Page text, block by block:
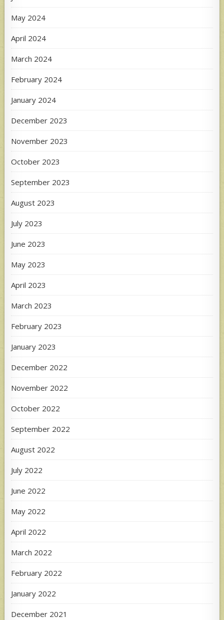
May 2024
April 2024
March 2024
February 2024
January 2024
December 2023
November 2023
October 2023
September 2023
August 2023
July 2023
June 2023
May 2023
April 2023
March 2023
February 2023
January 2023
December 2022
November 2022
October 2022
September 2022
August 2022
July 2022
June 2022
May 2022
April 2022
March 2022
February 2022
January 2022
December 2021